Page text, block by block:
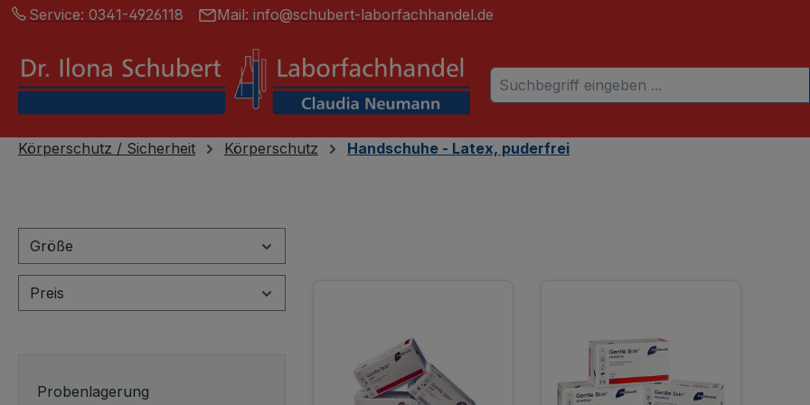
Zur Hauptnavigation springen
Service: 0341-4926118 Mail: info@schubert-laborfachhandel.de
Körperschutz / Sicherheit Körperschutz Handschuhe - Latex, puderfrei
Größe
Preis
Probenlagerung